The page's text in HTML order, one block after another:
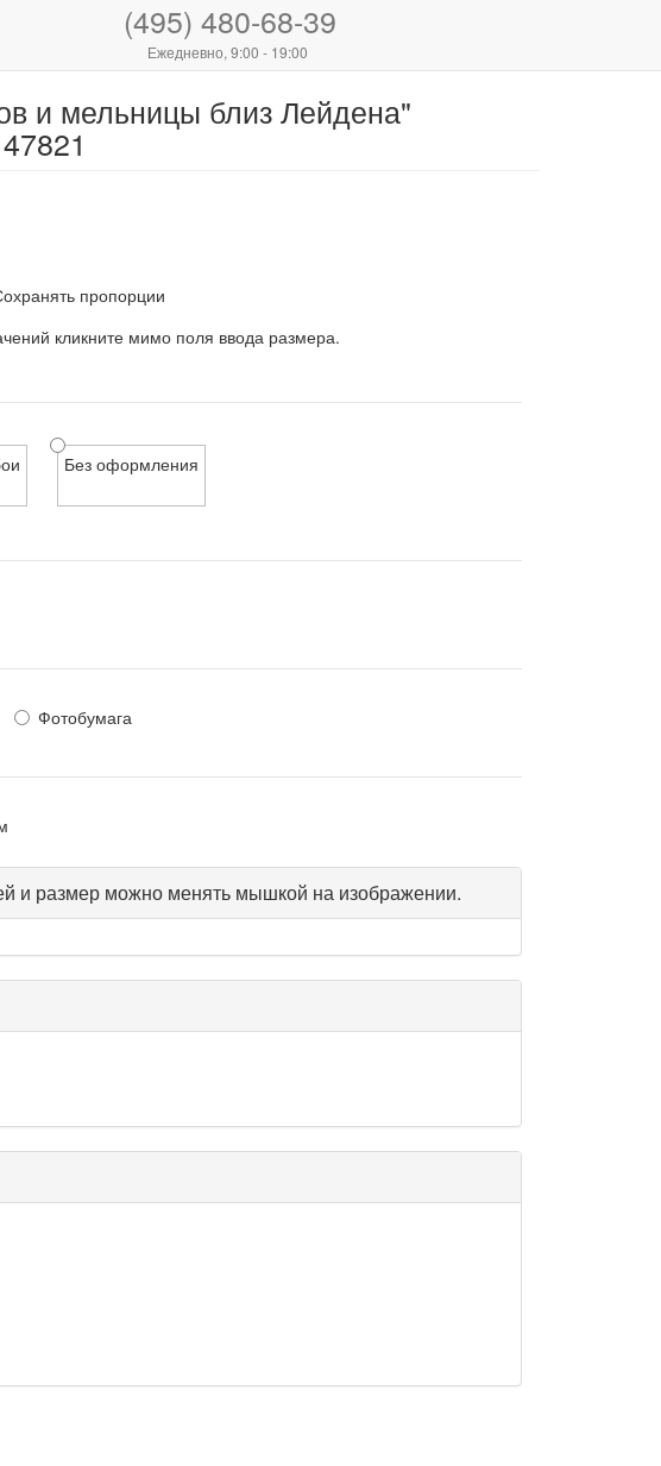
(495) 480-68-39
Ежедневно, 9:00 - 19:00
и мельницы близ Лейдена"
пропорции
кликните мимо поля ввода размера.
Без оформления
Фотобумага
и размер можно менять мышкой на изображении.